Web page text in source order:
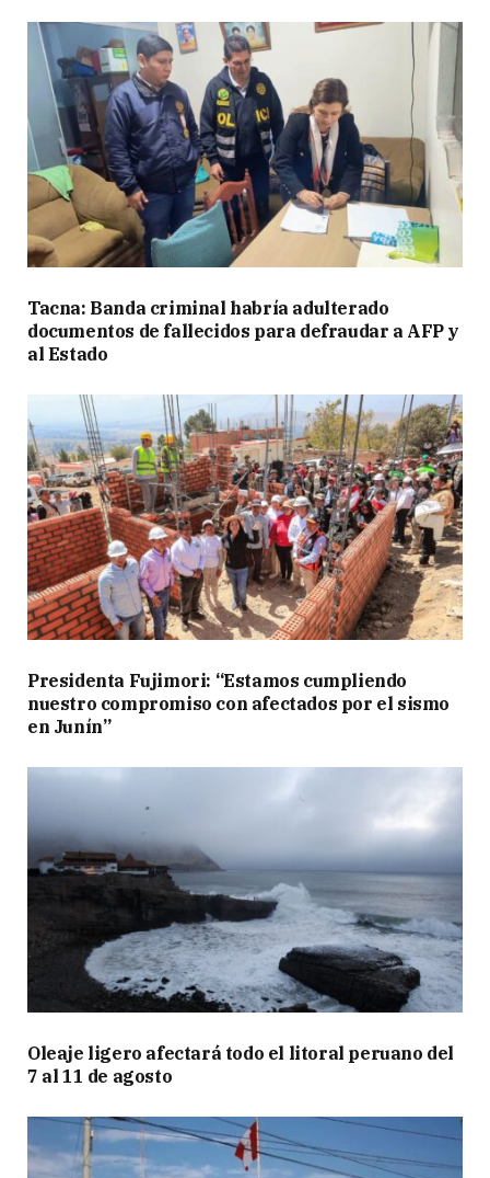
Tacna: Banda criminal habría adulterado
documentos de fallecidos para defraudar a AFP y
al Estado
Presidenta Fujimori: “Estamos cumpliendo
nuestro compromiso con afectados por el sismo
en Junín”
Oleaje ligero afectará todo el litoral peruano del
7 al 11 de agosto